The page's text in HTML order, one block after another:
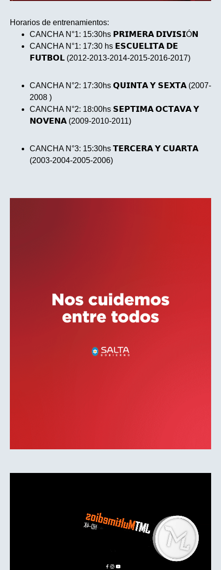
Horarios de entrenamientos:
CANCHA N°1: 15:30hs 𝗣𝗥𝗜𝗠𝗘𝗥𝗔 𝗗𝗜𝗩𝗜𝗦𝗜Ó𝗡
CANCHA N°1: 17:30 hs 𝗘𝗦𝗖𝗨𝗘𝗟𝗜𝗧𝗔 𝗗𝗘
𝗙𝗨𝗧𝗕𝗢𝗟 (2012-2013-2014-2015-2016-2017)
CANCHA N°2: 17:30hs 𝗤𝗨𝗜𝗡𝗧𝗔 𝗬 𝗦𝗘𝗫𝗧𝗔 (2007-
2008 )
CANCHA N°2: 18:00hs 𝗦𝗘𝗣𝗧𝗜𝗠𝗔 𝗢𝗖𝗧𝗔𝗩𝗔 𝗬
𝗡𝗢𝗩𝗘𝗡𝗔 (2009-2010-2011)
CANCHA N°3: 15:30hs 𝗧𝗘𝗥𝗖𝗘𝗥𝗔 𝗬 𝗖𝗨𝗔𝗥𝗧𝗔
(2003-2004-2005-2006)